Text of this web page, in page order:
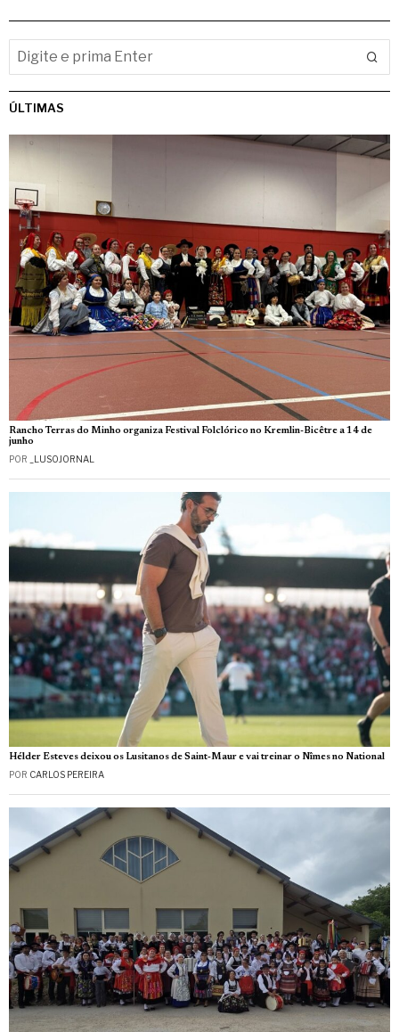
ÚLTIMAS
Rancho Terras do Minho organiza Festival Folclórico no Kremlin-Bicêtre a 14 de
junho
POR _LUSOJORNAL
Hélder Esteves deixou os Lusitanos de Saint‑Maur e vai treinar o Nîmes no National
POR CARLOS PEREIRA